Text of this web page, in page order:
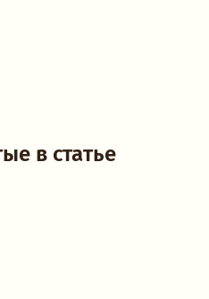
в статье